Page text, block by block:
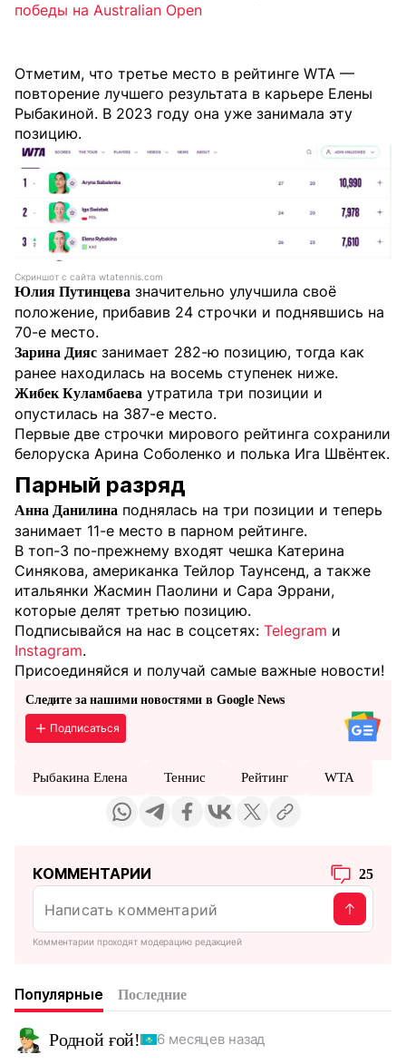
победы на Australian Open
Отметим, что третье место в рейтинге WTA —
повторение лучшего результата в карьере Елены
Рыбакиной. В 2023 году она уже занимала эту
позицию.
Скриншот с сайта wtatennis.com
Юлия Путинцева значительно улучшила своё
положение, прибавив 24 строчки и поднявшись на
70-е место.
Зарина Дияс занимает 282-ю позицию, тогда как
ранее находилась на восемь ступенек ниже.
Жибек Куламбаева утратила три позиции и
опустилась на 387-е место.
Первые две строчки мирового рейтинга сохранили
белоруска Арина Соболенко и полька Ига Швёнтек.
Парный разряд
Анна Данилина поднялась на три позиции и теперь
занимает 11-е место в парном рейтинге.
В топ-3 по-прежнему входят чешка Катерина
Синякова, американка Тейлор Таунсенд, а также
итальянки Жасмин Паолини и Сара Эррани,
которые делят третью позицию.
Подписывайся на нас в соцсетях: Telegram и
Instagram.
Присоединяйся и получай самые важные новости!
Следите за нашими новостями в Google News
Подписаться
Рыбакина Елена Теннис Рейтинг WTA
КОММЕНТАРИИ 25
Комментарии проходят модерацию редакцией
Популярные Последние
Родной ғой! 6 месяцев назад